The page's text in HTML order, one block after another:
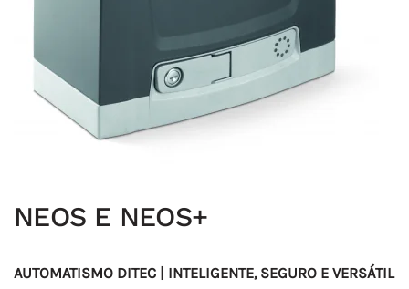
NEOS E NEOS+
AUTOMATISMO DITEC | INTELIGENTE, SEGURO E VERSÁTIL